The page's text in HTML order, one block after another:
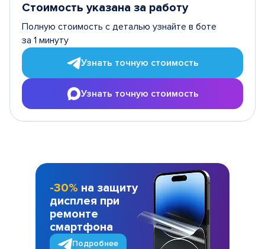
Стоимость указана за работу
Полную стоимость с деталью узнайте в боте
за 1 минуту
Узнать точную стоимость
Узнать точную стоимость
-30% на защиту
дисплея при
ремонте
смартфона
Подробнее